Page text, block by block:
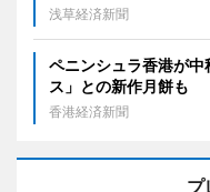
浅草経済新聞
ペニンシュラ香港が
ス」との新作月餅も
香港経済新聞
プ